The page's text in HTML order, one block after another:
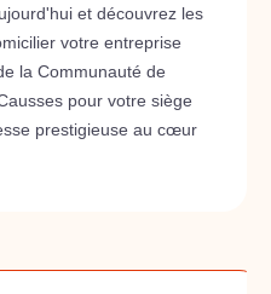
et découvrez les
votre entreprise
la Communauté de
pour votre siège
prestigieuse au cœur